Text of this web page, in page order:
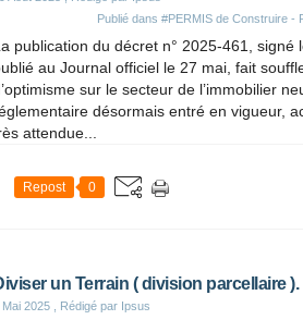
Publié dans #PERMIS de Construire -
publication du décret n° 2025-461, signé
au Journal officiel le 27 mai, fait
sur le secteur de l’immobilier
désormais entré en vigueur,
attendue...
Repost 0
un Terrain ( division parcellaire ).
Mai 2025 , Rédigé par Ipsus